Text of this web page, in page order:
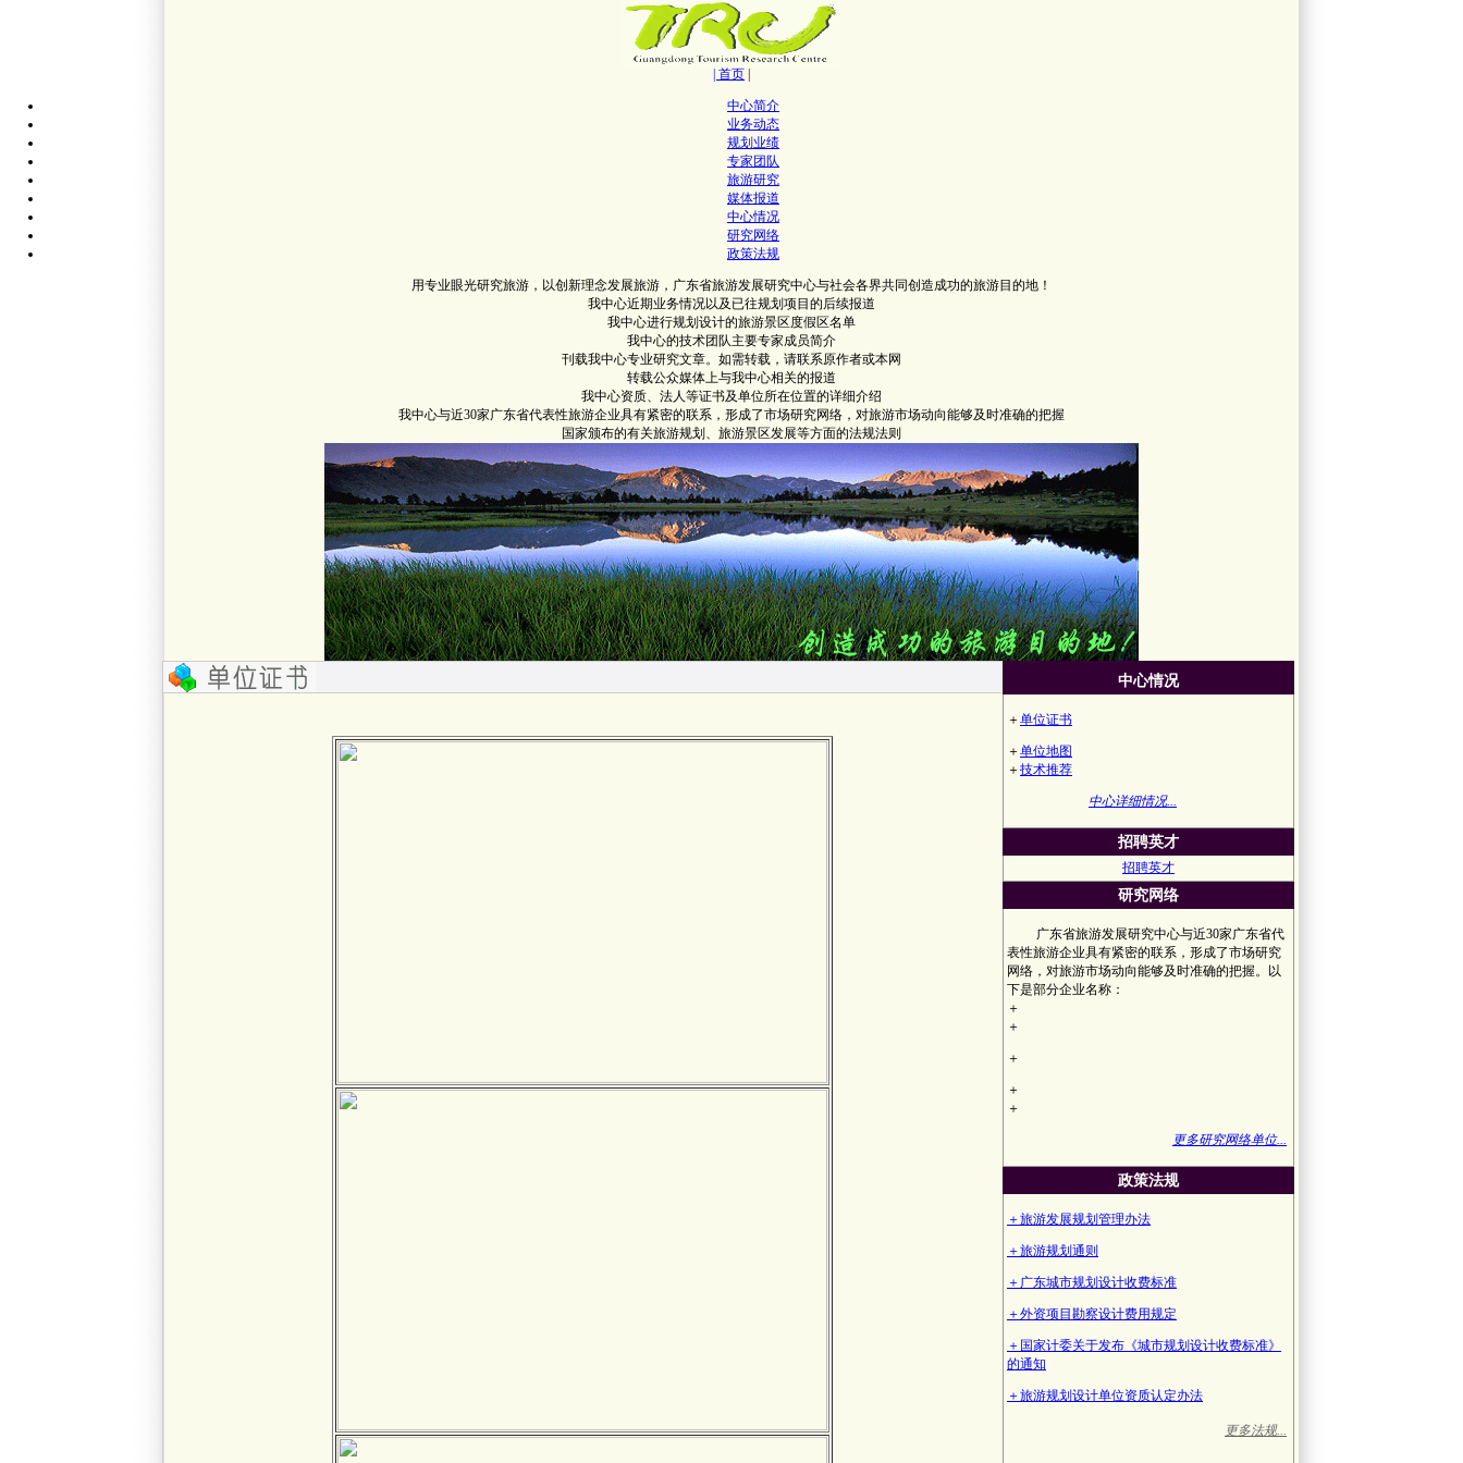
| 首页
中心简介
业务动态
规划业绩
专家团队
旅游研究
媒体报道
中心情况
研究网络
政策法规
用专业眼光研究旅游，以创新理念发展旅游，广东省旅游发展研究中心与社会各界共同创造成功的旅游目的地！
我中心近期业务情况以及已往规划项目的后续报道
我中心进行规划设计的旅游景区度假区名单
我中心的技术团队主要专家成员简介
刊载我中心专业研究文章。如需转载，请联系原作者或本网
转载公众媒体上与我中心相关的报道
我中心资质、法人等证书及单位所在位置的详细介绍
我中心与近30家广东省代表性旅游企业具有紧密的联系，形成了市场研究网络，对旅游市场动向能够及时准确的把握
国家颁布的有关旅游规划、旅游景区发展等方面的法规法则
中心情况
＋单位证书
＋单位地图
＋技术推荐
中心详细情况...
招聘英才
招聘英才
研究网络
广东省旅游发展研究中心与近30家广东省代
表性旅游企业具有紧密的联系，形成了市场研究
网络，对旅游市场动向能够及时准确的把握。以
下是部分企业名称：
＋
＋
＋
＋
＋
更多研究网络单位...
政策法规
＋旅游发展规划管理办法
＋旅游规划通则
＋广东城市规划设计收费标准
＋外资项目勘察设计费用规定
＋国家计委关于发布《城市规划设计收费标准》
的通知
＋旅游规划设计单位资质认定办法
更多法规...